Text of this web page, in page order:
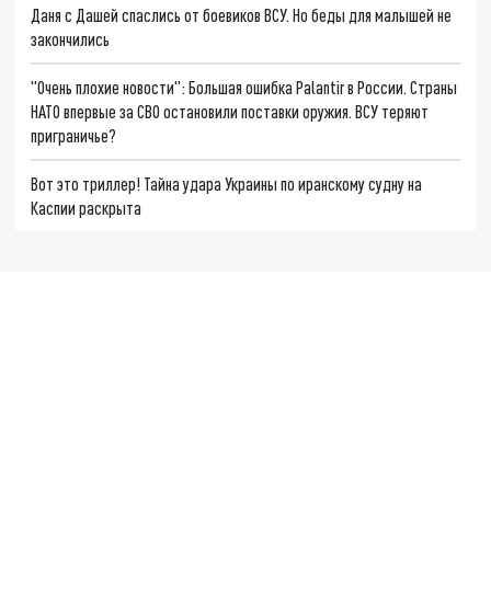
Даня с Дашей спаслись от боевиков ВСУ. Но беды для малышей не
закончились
"Очень плохие новости": Большая ошибка Palantir в России. Страны
НАТО впервые за СВО остановили поставки оружия. ВСУ теряют
приграничье?
Вот это триллер! Тайна удара Украины по иранскому судну на
Каспии раскрыта